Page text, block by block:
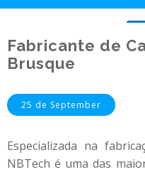
Fabricante de
Brusque
25 de September
Especializada na
NBTech é uma das